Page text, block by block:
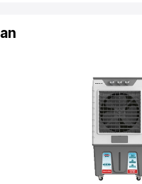
LINH HOẠT